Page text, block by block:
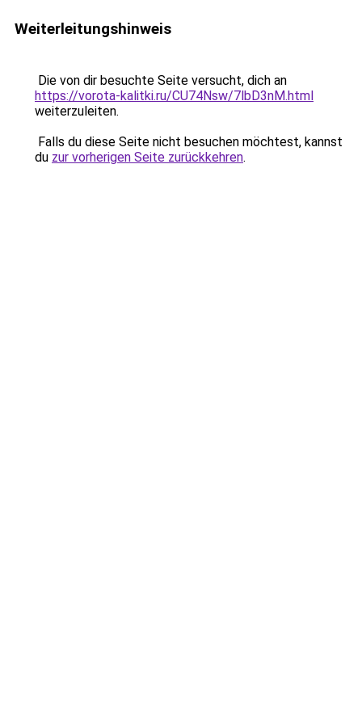
Weiterleitungshinweis
Die von dir besuchte Seite versucht, dich an
https://vorota-kalitki.ru/CU74Nsw/7lbD3nM.html
weiterzuleiten.
Falls du diese Seite nicht besuchen möchtest, kannst
du zur vorherigen Seite zurückkehren.